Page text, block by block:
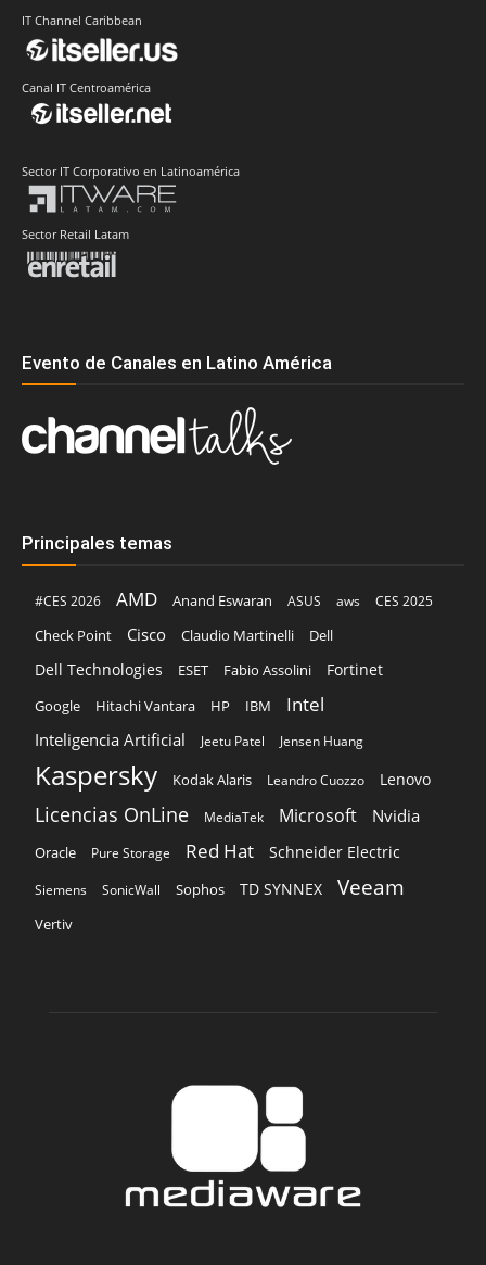
IT Channel Caribbean
Canal IT Centroamérica
Sector IT Corporativo en Latinoamérica
Sector Retail Latam
Evento de Canales en Latino América
Principales temas
#CES 2026 AMD Anand Eswaran ASUS aws
CES 2025
Check Point
Cisco Claudio Martinelli Dell
Dell Technologies ESET Fabio Assolini Fortinet
Google Hitachi Vantara HP IBM Intel
Inteligencia Artificial Jeetu Patel Jensen Huang
Kaspersky Kodak Alaris Leandro Cuozzo Lenovo
Licencias OnLine MediaTek Microsoft Nvidia
Oracle Pure Storage Red Hat Schneider Electric
Siemens SonicWall Sophos TD SYNNEX Veeam
Vertiv